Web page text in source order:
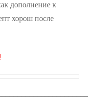
дополнение к
хорош после